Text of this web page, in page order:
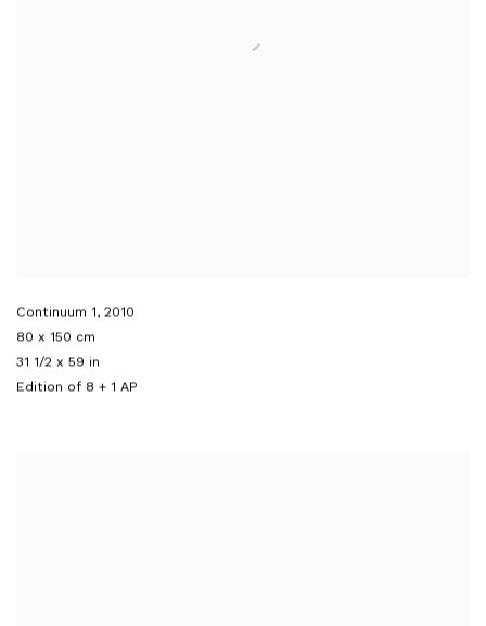
Continuum 1, 2010
80 x 150 cm
31 1/2 x 59 in
Edition of 8 + 1 AP